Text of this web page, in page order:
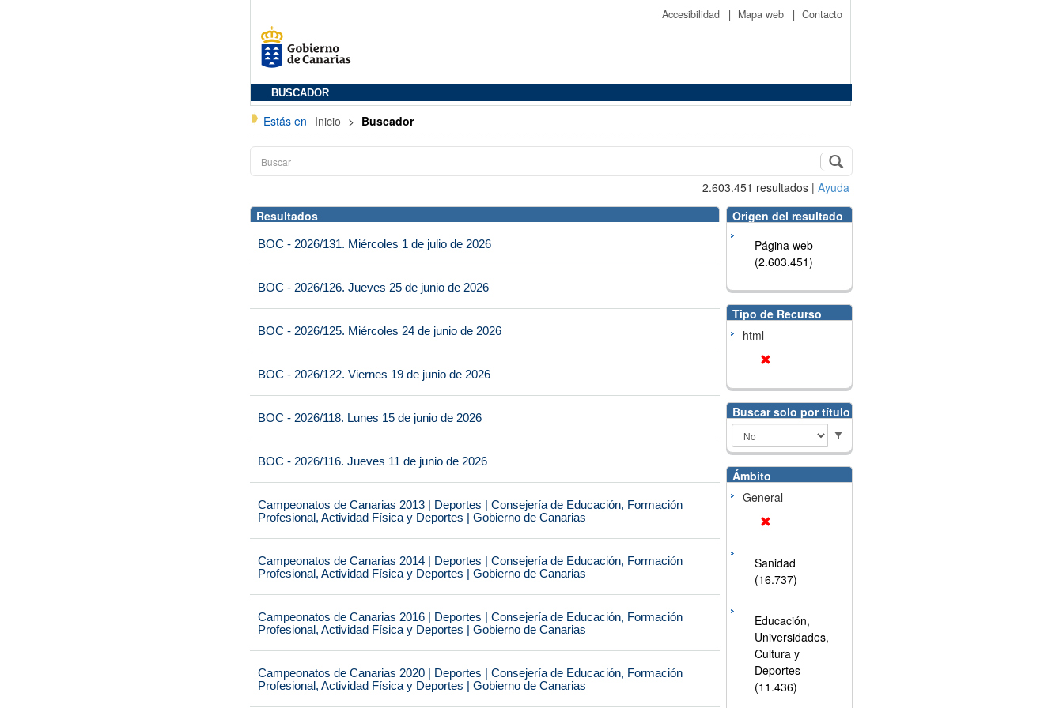
Accesibilidad | Mapa web | Contacto
BUSCADOR
Estás en Inicio > Buscador
2.603.451 resultados | Ayuda
Resultados
BOC - 2026/131. Miércoles 1 de julio de 2026
BOC - 2026/126. Jueves 25 de junio de 2026
BOC - 2026/125. Miércoles 24 de junio de 2026
BOC - 2026/122. Viernes 19 de junio de 2026
BOC - 2026/118. Lunes 15 de junio de 2026
BOC - 2026/116. Jueves 11 de junio de 2026
Campeonatos de Canarias 2013 | Deportes | Consejería de Educación, Formación
Profesional, Actividad Física y Deportes | Gobierno de Canarias
Campeonatos de Canarias 2014 | Deportes | Consejería de Educación, Formación
Profesional, Actividad Física y Deportes | Gobierno de Canarias
Campeonatos de Canarias 2016 | Deportes | Consejería de Educación, Formación
Profesional, Actividad Física y Deportes | Gobierno de Canarias
Campeonatos de Canarias 2020 | Deportes | Consejería de Educación, Formación
Profesional, Actividad Física y Deportes | Gobierno de Canarias
Origen del resultado
Página web
(2.603.451)
Tipo de Recurso
html
Buscar solo por título
Ámbito
General
Sanidad
(16.737)
Educación,
Universidades,
Cultura y
Deportes
(11.436)